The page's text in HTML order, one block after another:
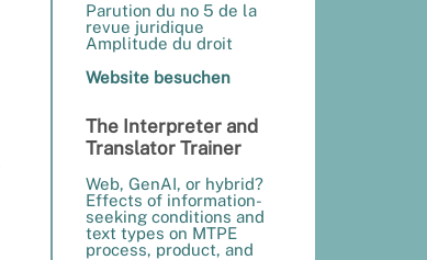
Parution du no 5 de la
revue juridique
Amplitude du droit
Website besuchen
The Interpreter and
Translator Trainer
Web, GenAI, or hybrid?
Effects of information-
seeking conditions and
text types on MTPE
process, product, and